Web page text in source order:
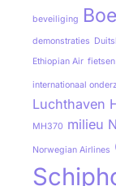
beveiliging
demonstraties
Ethiopian Air fietsen
internationaal
Luchthaven
MH370 milieu
Norwegian Airlines